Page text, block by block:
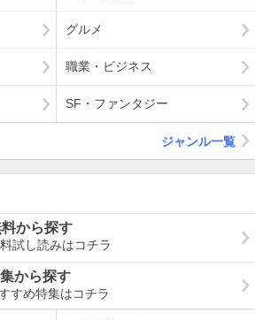
グルメ
職業・ビジネス
SF・ファンタジー
ジャンル一覧
から探す
試し読みはコチラ
から探す
すめ特集はコチラ